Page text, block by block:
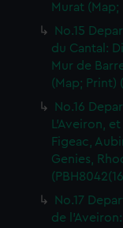
Murat (Map;
No.15
du Cantal:
Mur de
(Map; Print)
No.16
L'Aveiron,
Figeac,
Genies,
No.17
de